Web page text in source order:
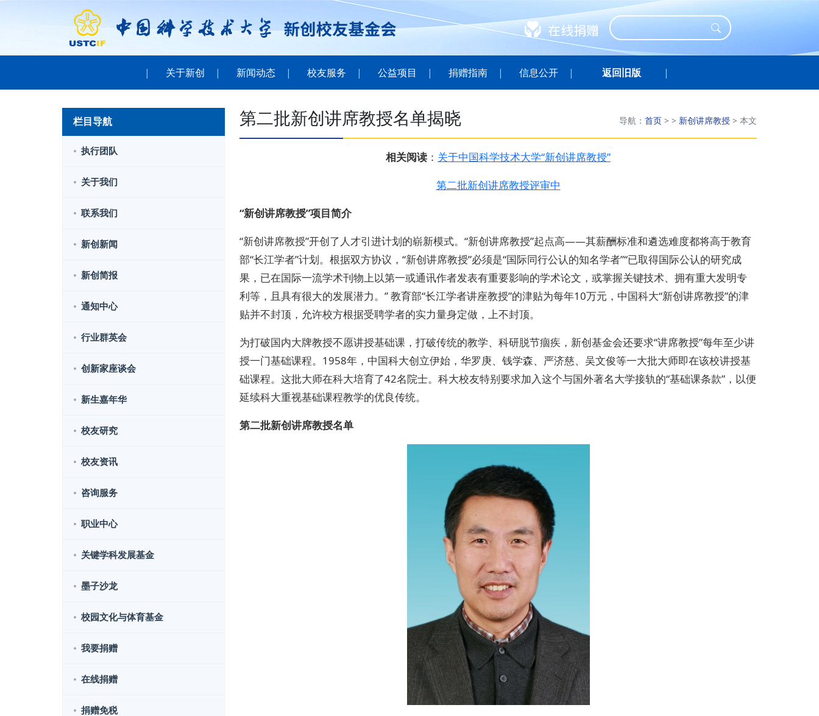
关于新创 新闻动态 校友服务 公益项目 捐赠指南 信息公开 返回旧版
栏目导航
执行团队
关于我们
联系我们
新创新闻
新创简报
通知中心
行业群英会
创新家座谈会
新生嘉年华
校友研究
校友资讯
咨询服务
职业中心
关键学科发展基金
墨子沙龙
校园文化与体育基金
我要捐赠
在线捐赠
捐赠免税
第二批新创讲席教授名单揭晓 导航： 首页 > > 新创讲席教授 > 本文
相关阅读 ： 关于中国科学技术大学“新创讲席教授”
第二批新创讲席教授评审中
“新创讲席教授”项目简介
“新创讲席教授”开创了人才引进计划的崭新模式。“新创讲席教授”起点高——其薪酬标准和遴选难度都将高于教育
部“长江学者”计划。根据双方协议，“新创讲席教授”必须是“国际同行公认的知名学者”“已取得国际公认的研究成
果，已在国际一流学术刊物上以第一或通讯作者发表有重要影响的学术论文，或掌握关键技术、拥有重大发明专
利等，且具有很大的发展潜力。” 教育部“长江学者讲座教授”的津贴为每年10万元，中国科大“新创讲席教授”的津
贴并不封顶，允许校方根据受聘学者的实力量身定做，上不封顶。
为打破国内大牌教授不愿讲授基础课，打破传统的教学、科研脱节痼疾，新创基金会还要求“讲席教授”每年至少讲
授一门基础课程。1958年，中国科大创立伊始，华罗庚、钱学森、严济慈、吴文俊等一大批大师即在该校讲授基
础课程。这批大师在科大培育了42名院士。科大校友特别要求加入这个与国外著名大学接轨的“基础课条款”，以便
延续科大重视基础课程教学的优良传统。
第二批新创讲席教授名单